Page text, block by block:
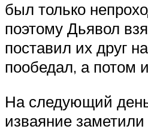
был только
поэтому Дьявол
поставил их друг
пообедал, а потом
На следующий
изваяние